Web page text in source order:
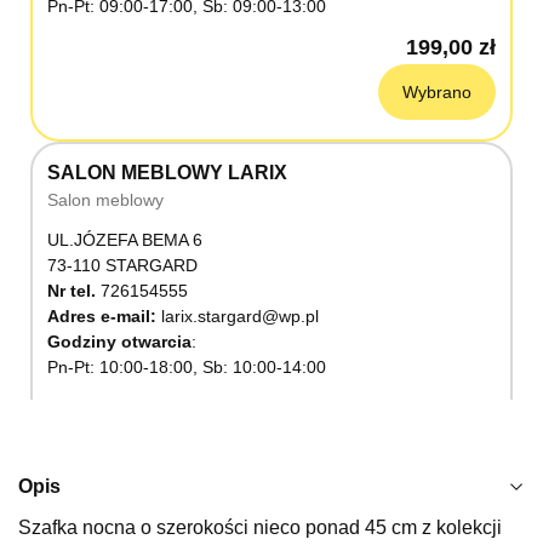
Pn-Pt: 09:00-17:00, Sb: 09:00-13:00
199,00 zł
Wybrano
SALON MEBLOWY LARIX
Salon meblowy
UL.JÓZEFA BEMA 6
73-110 STARGARD
Nr tel. 726154555
Adres e-mail: larix.stargard@wp.pl
Godziny otwarcia
Pn-Pt: 10:00-18:00, Sb: 10:00-14:00
SALON MEBLOWY KUBUŚ
Opis
Szafka nocna o szerokości nieco ponad 45 cm z kolekcji